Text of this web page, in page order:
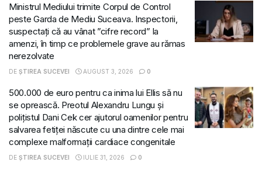
Ministrul Mediului trimite Corpul de Control
peste Garda de Mediu Suceava. Inspectorii,
suspectați că au vânat ”cifre record” la
amenzi, în timp ce problemele grave au rămas
nerezolvate
DE ȘTIREA SUCEVEI AUGUST 3, 2026 0
500.000 de euro pentru ca inima lui Ellis să nu
se oprească. Preotul Alexandru Lungu și
polițistul Dani Cek cer ajutorul oamenilor pentru
salvarea fetiței născute cu una dintre cele mai
complexe malformații cardiace congenitale
DE ȘTIREA SUCEVEI IULIE 31, 2026 0